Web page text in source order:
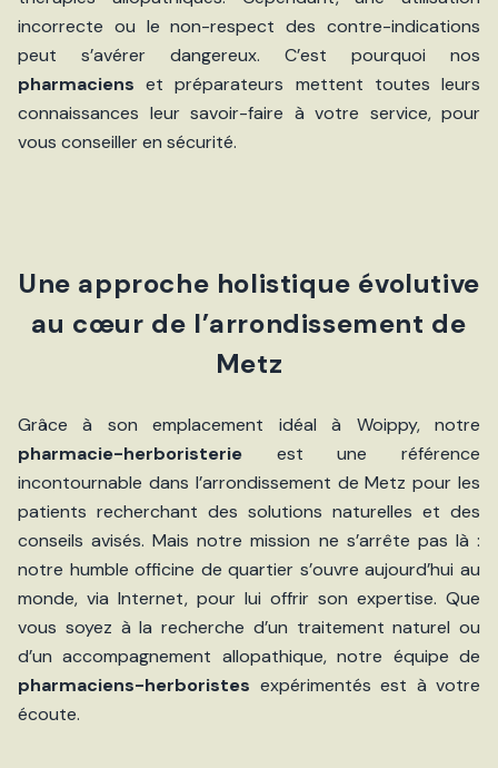
incorrecte ou le non-respect des contre-indications
peut s’avérer dangereux. C’est pourquoi nos
pharmaciens et préparateurs mettent toutes leurs
connaissances leur savoir-faire à votre service, pour
vous conseiller en sécurité.
Une approche holistique évolutive
au cœur de l’arrondissement de
Metz
Grâce à son emplacement idéal à Woippy, notre
pharmacie-herboristerie est une référence
incontournable dans l’arrondissement de Metz pour les
patients recherchant des solutions naturelles et des
conseils avisés. Mais notre mission ne s’arrête pas là :
notre humble officine de quartier s’ouvre aujourd’hui au
monde, via Internet, pour lui offrir son expertise. Que
vous soyez à la recherche d’un traitement naturel ou
d’un accompagnement allopathique, notre équipe de
pharmaciens-herboristes expérimentés est à votre
écoute.